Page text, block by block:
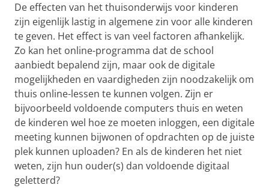
De effecten van het thuisonderwijs voor kinderen
zijn eigenlijk lastig in algemene zin voor alle kinderen
te geven. Het effect is van veel factoren afhankelijk.
Zo kan het online-programma dat de school
aanbiedt bepalend zijn, maar ook de digitale
mogelijkheden en vaardigheden zijn noodzakelijk om
thuis online-lessen te kunnen volgen. Zijn er
bijvoorbeeld voldoende computers thuis en weten
de kinderen wel hoe ze moeten inloggen, een digitale
meeting kunnen bijwonen of opdrachten op de juiste
plek kunnen uploaden? En als de kinderen het niet
weten, zijn hun ouder(s) dan voldoende digitaal
geletterd?